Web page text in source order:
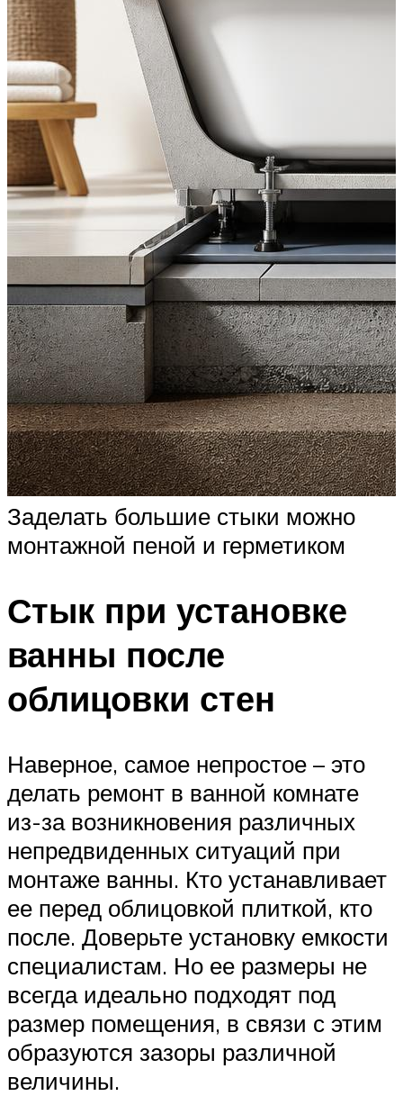
Заделать большие стыки можно
монтажной пеной и герметиком
Стык при установке
ванны после
облицовки стен
Наверное, самое непростое – это
делать ремонт в ванной комнате
из-за возникновения различных
непредвиденных ситуаций при
монтаже ванны. Кто устанавливает
ее перед облицовкой плиткой, кто
после. Доверьте установку емкости
специалистам. Но ее размеры не
всегда идеально подходят под
размер помещения, в связи с этим
образуются зазоры различной
величины.